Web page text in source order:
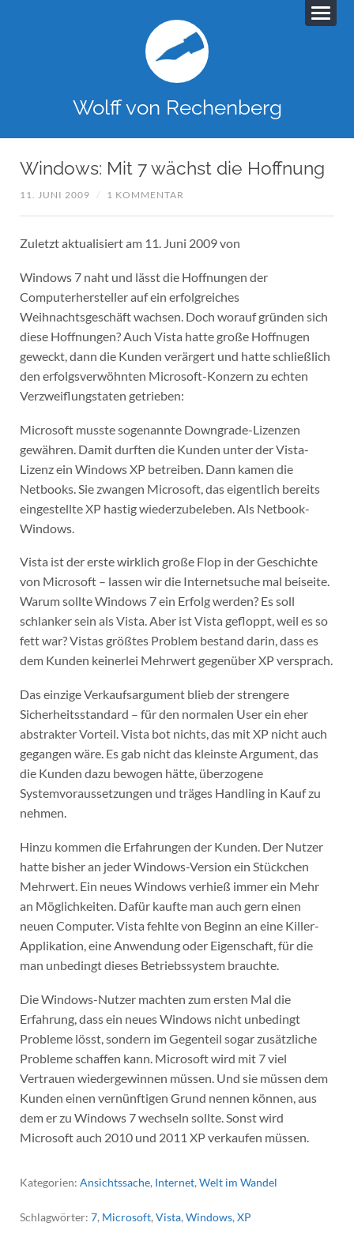
Wolff von Rechenberg
Windows: Mit 7 wächst die Hoffnung
11. JUNI 2009 / 1 KOMMENTAR
Zuletzt aktualisiert am 11. Juni 2009 von
Windows 7 naht und lässt die Hoffnungen der
Computerhersteller auf ein erfolgreiches
Weihnachtsgeschäft wachsen. Doch worauf gründen sich
diese Hoffnungen? Auch Vista hatte große Hoffnugen
geweckt, dann die Kunden verärgert und hatte schließlich
den erfolgsverwöhnten Microsoft-Konzern zu echten
Verzweiflungstaten getrieben:
Microsoft musste sogenannte Downgrade-Lizenzen
gewähren. Damit durften die Kunden unter der Vista-
Lizenz ein Windows XP betreiben. Dann kamen die
Netbooks. Sie zwangen Microsoft, das eigentlich bereits
eingestellte XP hastig wiederzubeleben. Als Netbook-
Windows.
Vista ist der erste wirklich große Flop in der Geschichte
von Microsoft – lassen wir die Internetsuche mal beiseite.
Warum sollte Windows 7 ein Erfolg werden? Es soll
schlanker sein als Vista. Aber ist Vista gefloppt, weil es so
fett war? Vistas größtes Problem bestand darin, dass es
dem Kunden keinerlei Mehrwert gegenüber XP versprach.
Das einzige Verkaufsargument blieb der strengere
Sicherheitsstandard – für den normalen User ein eher
abstrakter Vorteil. Vista bot nichts, das mit XP nicht auch
gegangen wäre. Es gab nicht das kleinste Argument, das
die Kunden dazu bewogen hätte, überzogene
Systemvoraussetzungen und träges Handling in Kauf zu
nehmen.
Hinzu kommen die Erfahrungen der Kunden. Der Nutzer
hatte bisher an jeder Windows-Version ein Stückchen
Mehrwert. Ein neues Windows verhieß immer ein Mehr
an Möglichkeiten. Dafür kaufte man auch gern einen
neuen Computer. Vista fehlte von Beginn an eine Killer-
Applikation, eine Anwendung oder Eigenschaft, für die
man unbedingt dieses Betriebssystem brauchte.
Die Windows-Nutzer machten zum ersten Mal die
Erfahrung, dass ein neues Windows nicht unbedingt
Probleme lösst, sondern im Gegenteil sogar zusätzliche
Probleme schaffen kann. Microsoft wird mit 7 viel
Vertrauen wiedergewinnen müssen. Und sie müssen dem
Kunden einen vernünftigen Grund nennen können, aus
dem er zu Windows 7 wechseln sollte. Sonst wird
Microsoft auch 2010 und 2011 XP verkaufen müssen.
Kategorien: Ansichtssache, Internet, Welt im Wandel
Schlagwörter: 7, Microsoft,Vista,Windows,XP